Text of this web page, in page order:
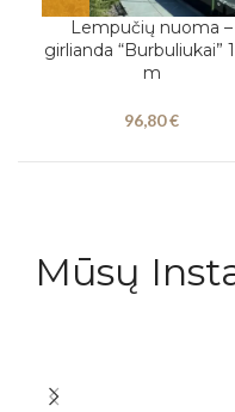
Lempučių nuoma –
girlianda “Burbuliukai”
m
96,80€
Mūsų